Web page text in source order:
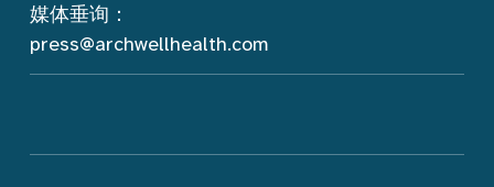
媒体垂询：
press@archwellhealth.com